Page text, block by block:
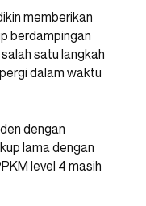
memberikan
berdampingan
satu langkah
dalam waktu
dengan
lama dengan
level 4 masih